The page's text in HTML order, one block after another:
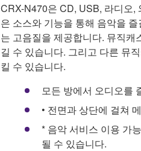
CRX-N470은 CD, USB, 라디오,
은 소스와 기능을 통해 음악을
는 고음질을 제공합니다. 뮤직
길 수 있습니다. 그리고 다른 뮤
킬 수 있습니다.
모든 방에서 오디오를
• 전면과 상단에 걸쳐
* 음악 서비스 이용 가
될 수 있습니다.